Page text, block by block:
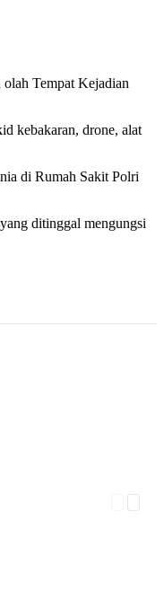
Tempat Kejadian
kebakaran, drone, alat
di Rumah Sakit Polri
ditinggal mengungsi